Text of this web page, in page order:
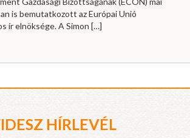
is bemutatkozott az Európai Unió
ír elnöksége. A Simon […]
HÍRLEVÉL